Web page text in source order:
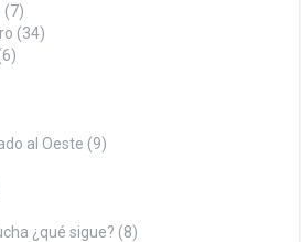
(7)
(34)
al Oeste (9)
¿qué sigue? (8)